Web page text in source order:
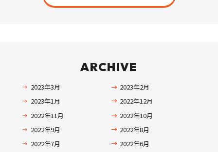
ARCHIVE
2023年3月
2023年2月
2023年1月
2022年12月
2022年11月
2022年10月
2022年9月
2022年8月
2022年7月
2022年6月